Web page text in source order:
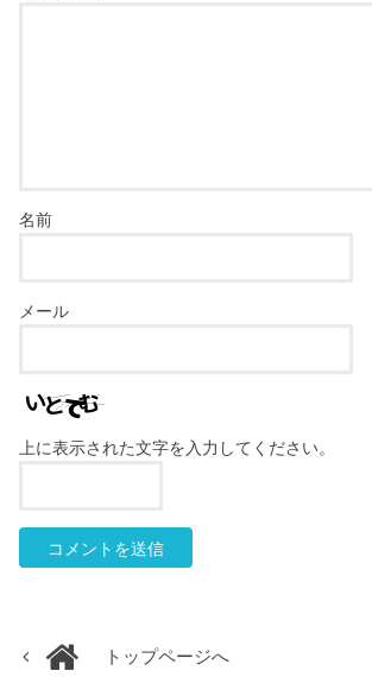
名前
メール
上に表示された文字を入力してください。
トップページへ